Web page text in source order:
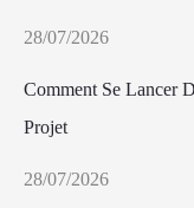
28/07/2026
Comment Se Lancer
Projet
28/07/2026